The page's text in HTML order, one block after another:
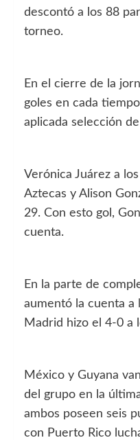
descontó a los 88
torneo.
En el cierre de la
goles en cada
aplicada selección
Verónica Juárez a
Aztecas y Alison
29. Con esto gol,
cuenta.
En la parte de
aumentó la cuenta a
Madrid hizo el 4-0 a
México y Guyana
del grupo en la
ambos poseen seis
con Puerto Rico